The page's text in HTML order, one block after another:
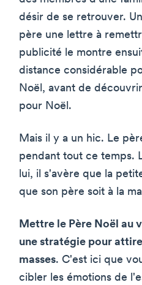
désir de se retrouver.
père une lettre à
publicité le montre
distance considérable
Noël, avant de
pour Noël.
Mais il y a un hic. Le
pendant tout ce temps.
lui, il s'avère que la
que son père soit à la
Mettre le Père Noël au
une stratégie pour
masses. C'est ici que
cibler les émotions de